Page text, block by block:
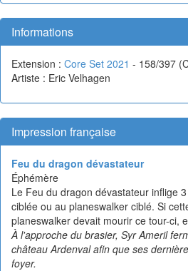
Informations
Extension : Core Set 2021 - 158/397
Artiste : Eric Velhagen
Impression française
Feu du dragon dévastateur
Éphémère
Le Feu du dragon dévastateur inflige
ciblée ou au planeswalker ciblé. Si
planeswalker devait mourir ce tour-ci,
À l'approche du brasier, Syr Ameril
château Ardenval afin que ses
foyer.